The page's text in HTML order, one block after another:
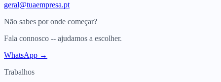
geral@tuaempresa.pt
Não sabes por onde começar?
Fala connosco -- ajudamos a escolher.
WhatsApp →
Trabalhos